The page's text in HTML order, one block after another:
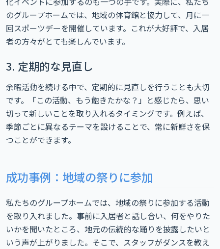
のグループホームでは、地域の体育館と協力して、月に一
回スポーツデーを開催しています。これが大好評で、入居
者の方々がとても楽しんでいます。
3. 定期的な見直し
余暇活動を続ける中で、定期的に見直しを行うことも大切
です。「この活動、もう飽きたかな？」と感じたら、思い
切って新しいことを取り入れるタイミングです。例えば、
季節ごとに異なるテーマを設けることで、常に新鮮さを保
つことができます。
成功事例：地域の祭りに参加
私たちのグループホームでは、地域の祭りに参加する活動
を取り入れました。事前に入居者と話し合い、何をやりた
いかを聞いたところ、地元の伝統的な踊りを披露したいと
いう声が上がりました。そこで、スタッフがダンスを教え